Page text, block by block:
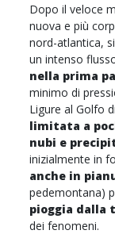
Dopo il veloce
nuova e più
nord-atlantica,
un intenso
nella prima
minimo di
Ligure al Golfo
limitata a
nubi e
inizialmente in
anche in
pedemontana)
pioggia dalla
dei fenomeni.